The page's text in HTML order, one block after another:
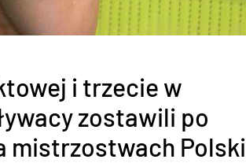
i trzecie w
zostawili po
mistrzostwach Polski